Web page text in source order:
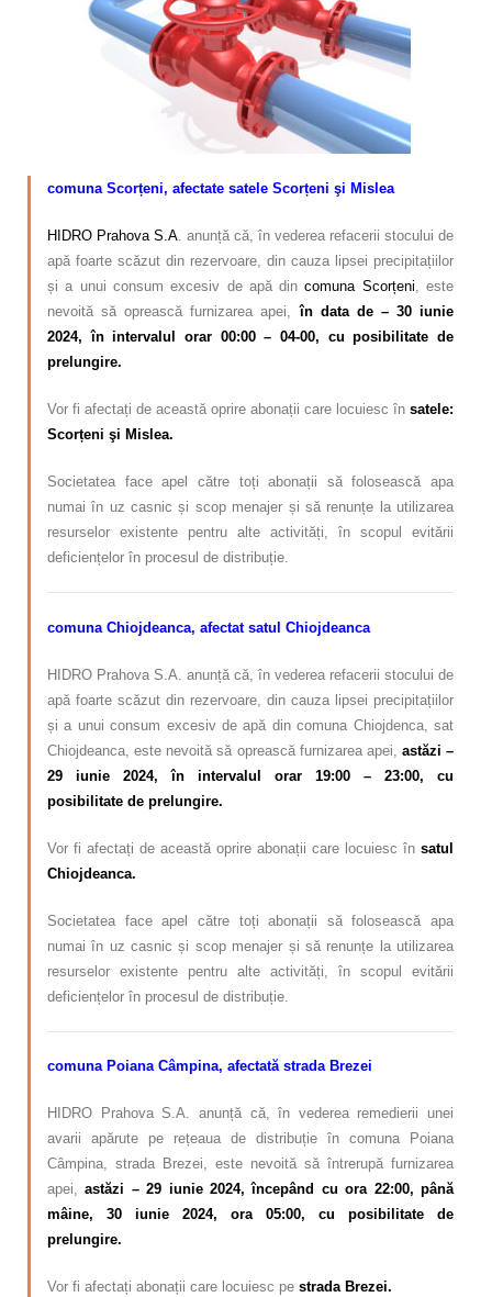
Calitatea apei
comuna Scorțeni, afectate satele Scorțeni şi Mislea
HIDRO Prahova S.A. anunță că, în vederea refacerii stocului de
apă foarte scăzut din rezervoare, din cauza lipsei precipitațiilor
și a unui consum excesiv de apă dincomuna Scorțeni, este
nevoită să oprească furnizarea apei,în data de – 30 iunie
2024, în intervalul orar 00:00 – 04-00, cu posibilitate de
prelungire.
Vor fi afectați de această oprire abonații care locuiesc în satele:
Scorțeni şi Mislea.
Societatea face apel către toți abonații să folosească apa
numai în uz casnic și scop menajer și să renunțe la utilizarea
resurselor existente pentru alte activități, în scopul evitării
deficiențelor în procesul de distribuție.
comuna Chiojdeanca, afectat satul Chiojdeanca
HIDRO Prahova S.A. anunță că, în vederea refacerii stocului de
apă foarte scăzut din rezervoare, din cauza lipsei precipitațiilor
și a unui consum excesiv de apă din comuna Chiojdenca, sat
Chiojdeanca, este nevoită să oprească furnizarea apei, astăzi –
29 iunie 2024, în intervalul orar 19:00 – 23:00, cu
posibilitate de prelungire.
Vor fi afectați de această oprire abonații care locuiesc în satul
Chiojdeanca.
Societatea face apel către toți abonații să folosească apa
numai în uz casnic și scop menajer și să renunțe la utilizarea
resurselor existente pentru alte activități, în scopul evitării
deficiențelor în procesul de distribuție.
comuna Poiana Câmpina, afectată strada Brezei
HIDRO Prahova S.A. anunță că, în vederea remedierii unei
avarii apărute pe rețeaua de distribuție în comuna Poiana
Câmpina, strada Brezei, este nevoită să întrerupă furnizarea
apei,astăzi – 29 iunie 2024, începând cu ora 22:00, până
mâine, 30 iunie 2024, ora 05:00, cu posibilitate de
prelungire.
Vor fi afectați abonații care locuiesc pe strada Brezei.